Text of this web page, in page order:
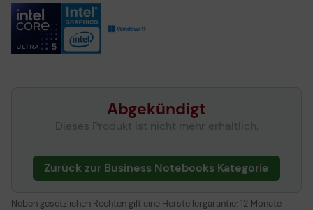
Abgekündigt
Dieses Produkt ist nicht mehr erhältlich.
Zurück zur Business Notebooks Kategorie
Neben gesetzlichen Rechten gilt eine Herstellergarantie: 12 Monate